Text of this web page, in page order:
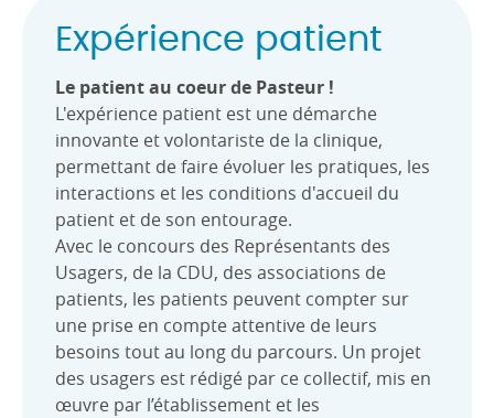
Expérience patient
Le patient au coeur de Pasteur !
L'expérience patient est une démarche
innovante et volontariste de la clinique,
permettant de faire évoluer les pratiques, les
interactions et les conditions d'accueil du
patient et de son entourage.
Avec le concours des Représentants des
Usagers, de la CDU, des associations de
patients, les patients peuvent compter sur
une prise en compte attentive de leurs
besoins tout au long du parcours. Un projet
des usagers est rédigé par ce collectif, mis en
œuvre par l’établissement et les